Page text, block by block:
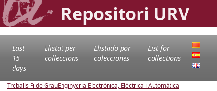
Repositori URV
Last
15
days
Llistat per
col·leccions
Llistado por
colecciones
List for
collections
Treballs Fi de GrauEnginyeria Electrònica, Elèctrica i Automàtica